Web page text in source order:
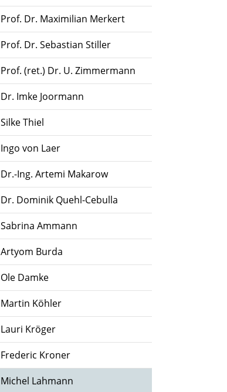
Prof. Dr. Maximilian Merkert
Prof. Dr. Sebastian Stiller
Prof. (ret.) Dr. U. Zimmermann
Dr. Imke Joormann
Silke Thiel
Ingo von Laer
Dr.-Ing. Artemi Makarow
Dr. Dominik Quehl-Cebulla
Sabrina Ammann
Artyom Burda
Ole Damke
Martin Köhler
Lauri Kröger
Frederic Kroner
Michel Lahmann